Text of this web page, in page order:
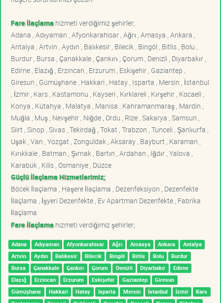
Fare İlaçlama hizmeti verdiğimiz şehirler;
Adana , Adıyaman , Afyonkarahisar , Ağrı , Amasya , Ankara ,
Antalya , Artvin , Aydın , Balıkesir , Bilecik , Bingöl , Bitlis , Bolu ,
Burdur , Bursa , Çanakkale , Çankırı , Çorum , Denizli , Diyarbakır ,
Edirne , Elazığ , Erzincan , Erzurum , Eskişehir , Gaziantep ,
Giresun , Gümüşhane , Hakkari , Hatay , Isparta , Mersin , İstanbul
, İzmir , Kars , Kastamonu , Kayseri , Kırklareli , Kırşehir , Kocaeli ,
Konya , Kütahya , Malatya , Manisa , Kahramanmaraş , Mardin ,
Muğla , Muş , Nevşehir , Niğde , Ordu , Rize , Sakarya , Samsun ,
Siirt , Sinop , Sivas , Tekirdağ , Tokat , Trabzon , Tunceli , Şanlıurfa ,
Uşak , Van , Yozgat , Zonguldak , Aksaray , Bayburt , Karaman ,
Kırıkkale , Batman , Şırnak , Bartın , Ardahan , Iğdır , Yalova ,
Karabük , Kilis , Osmaniye , Düzce
Güçlü İlaçlama Hizmetlerimiz;
Böcek İlaçlama , Haşere İlaçlama , Dezenfeksiyon , Dezenfekte
İlaçlama , İşyeri Dezenfekte , Ev Apartman Dezenfekte , Fabrika
İlaçlama
Fare İlaçlama hizmeti verdiğimiz şehirler;
Adana Adıyaman Afyonkarahisar Ağrı Amasya Ankara
Antalya
Artvin
Aydın Balıkesir Bilecik Bingöl Bitlis Bolu
Burdur
Bursa
Çanakkale Çankırı Çorum Denizli Diyarbakır
Edirne
Elazığ
Erzincan Erzurum Eskişehir Gaziantep
Giresun
Gümüşhane
Hakkari Hatay Isparta Mersin İstanbul İzmir
Kars